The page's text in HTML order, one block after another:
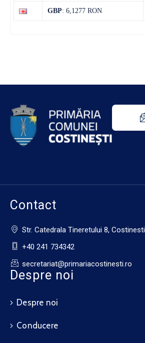
GBP: 6,1277 RON
Contact
Str. Catedrala Tineretului 8, Costinesti
+40 241 734342
secretariat@primariacostinesti.ro​
Despre noi
Despre noi
Conducere